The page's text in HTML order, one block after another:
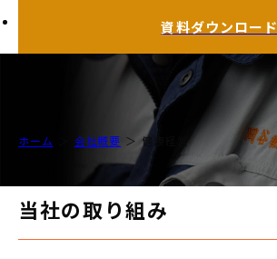
資料ダウンロード
ホーム 会社概要 健康経営
当社の取り組み